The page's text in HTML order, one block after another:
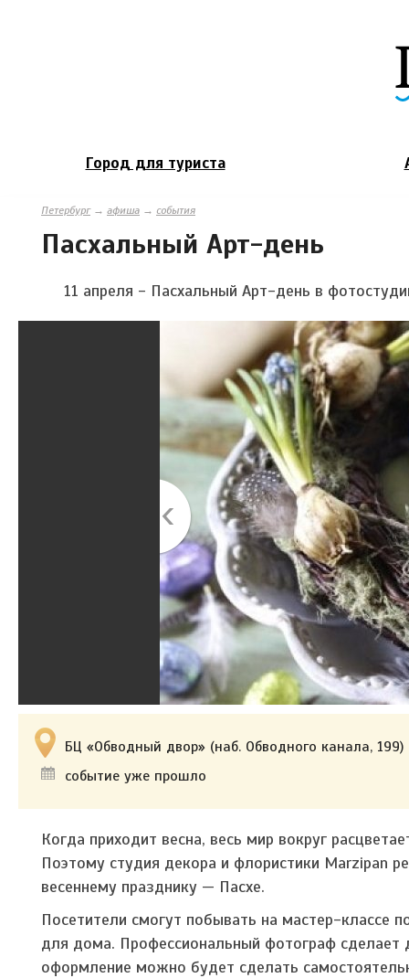
Город для туриста
Петербург→ афиша → события
Пасхальный Арт-день
11 апреля - Пасхальный Арт-день в
БЦ «Обводный двор» (наб. Обводного канала, 199)
событие уже прошло
Когда приходит весна, весь мир вокруг
Поэтому студия декора и флористики Marzipan
весеннему празднику — Пасхе.
Посетители смогут побывать на мастер-классе
для дома. Профессиональный фотограф
оформление можно будет сделать